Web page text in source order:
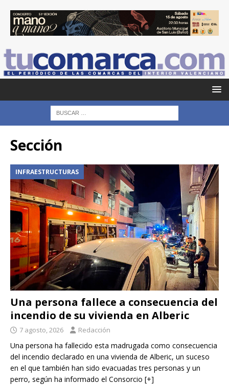
Sección
INFRAESTRUCTURAS
Una persona fallece a consecuencia del
incendio de su vivienda en Alberic
7 agosto, 2026 Redacción
Una persona ha fallecido esta madrugada como consecuencia
del incendio declarado en una vivienda de Alberic, un suceso
en el que también han sido evacuadas tres personas y un
perro, según ha informado el Consorcio [+]